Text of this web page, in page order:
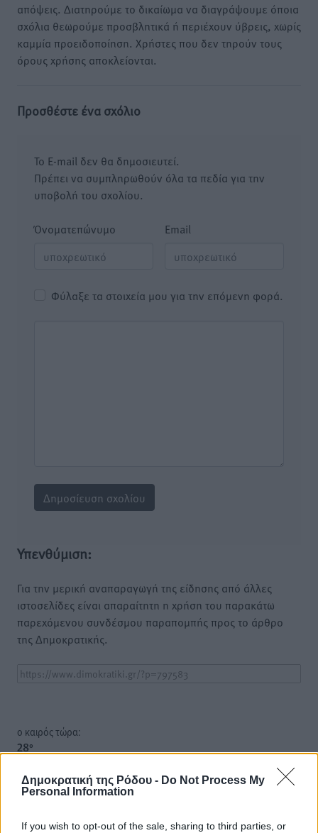
Δημοκρατική της Ρόδου - Do Not Process My
Personal Information
If you wish to opt-out of the sale, sharing to third parties, or
απόψεις. Διατηρούμε το δικαίωμα να διαγράψουμε όποια
σχόλια θεωρούμε προσβλητικά ή περιέχουν ύβρεις, χωρίς
καμμία προειδοποίηση. Χρήστες που δεν τηρούν τους
όρους χρήσης αποκλείονται.
Προσθέστε ένα σχόλιο
Το E-mail δεν θα δημοσιευτεί.
Πρέπει να συμπληρωθούν όλα τα πεδία για την
υποβολή του σχολίου.
Όνοματεπώνυμο Email
Φύλαξε τα στοιχεία μου για την επόμενη φορά.
Υπενθύμιση:
Για την μερική αναπαραγωγή της είδησης από άλλες
ιστοσελίδες είναι απαραίτητη η χρήση του παρακάτω
παρεχόμενου συνδέσμου παραπομπής προς το άρθρο
της Δημοκρατικής.
o καιρός τώρα:
28°
49%
Δ-ΝΔ